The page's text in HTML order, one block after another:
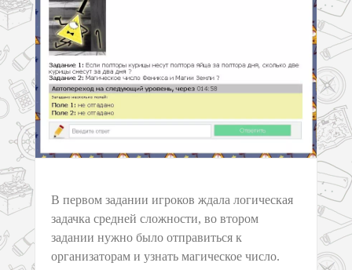
В первом задании игроков ждала логическая
задачка средней сложности, во втором
задании нужно было отправиться к
организаторам и узнать магическое число.